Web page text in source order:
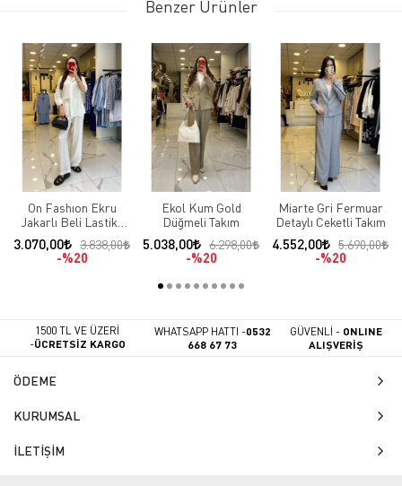
Benzer Ürünler
On Fashıon Ekru
Jakarlı Beli Lastikli
Takım
3.070,00
3.838,00
%20
Ekol Kum Gold
Düğmeli Takım
5.038,00
6.298,00
%20
Miarte Gri Fermuar
Detaylı Ceketli Takım
4.552,00
5.690,00
%20
1500 TL VE ÜZERİ
-ÜCRETSİZ KARGO
WHATSAPP HATTI -0532
668 67 73
GÜVENLİ - ONLINE
ALIŞVERİŞ
ÖDEME
KURUMSAL
İLETİŞİM